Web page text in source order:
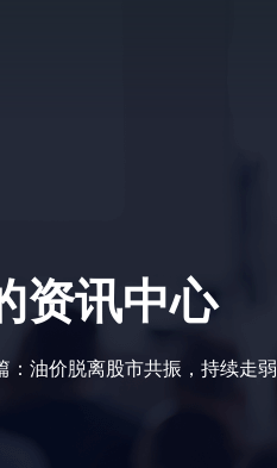
资讯中心
：油价脱离股市共振，持续走弱